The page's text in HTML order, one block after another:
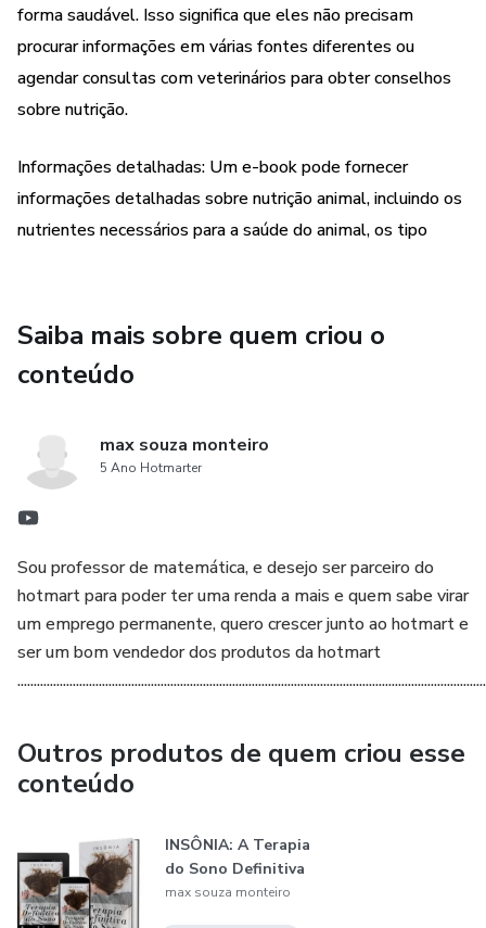
sobre como personalizar as receitas para atender às
necessidades específicas do seu animal de estimação.
Não importa se você é um iniciante na culinária para animais
é uma excelente fonte de informações e inspiração para
quem deseja fornecer aos seus animais uma alimentação
caseira e saudável. Adquira agora mesmo "Alimentos
Caseiros Para Animais" e comece a fazer refeições
forma saudável. Isso significa que eles não precisam
procurar informações em várias fontes diferentes ou
agendar consultas com veterinários para obter conselhos
sobre nutrição.
Informações detalhadas: Um e-book pode fornecer
informações detalhadas sobre nutrição animal, incluindo os
nutrientes necessários para a saúde do animal, os tipo
Saiba mais sobre quem criou o
conteúdo
max souza monteiro
5 Ano Hotmarter
Sou professor de matemática, e desejo ser parceiro do
hotmart para poder ter uma renda a mais e quem sabe virar
um emprego permanente, quero crescer junto ao hotmart e
ser um bom vendedor dos produtos da hotmart
Outros produtos de quem criou esse
conteúdo
INSÔNIA: A Terapia
do Sono Definitiva
max souza monteiro